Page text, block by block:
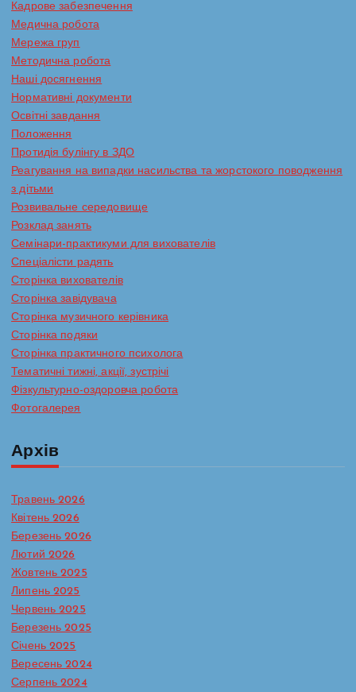
Кадрове забезпечення
Медична робота
Мережа груп
Методична робота
Наші досягнення
Нормативні документи
Освітні завдання
Положення
Протидія булінгу в ЗДО
Реагування на випадки насильства та жорстокого поводження
з дітьми
Розвивальне середовище
Розклад занять
Семінари-практикуми для вихователів
Спеціалісти радять
Сторінка вихователів
Сторінка завідувача
Сторінка музичного керівника
Сторінка подяки
Сторінка практичного психолога
Тематичні тижні, акції, зустрічі
Фізкультурно-оздоровча робота
Фотогалерея
Архів
Травень 2026
Квітень 2026
Березень 2026
Лютий 2026
Жовтень 2025
Липень 2025
Червень 2025
Березень 2025
Січень 2025
Вересень 2024
Серпень 2024